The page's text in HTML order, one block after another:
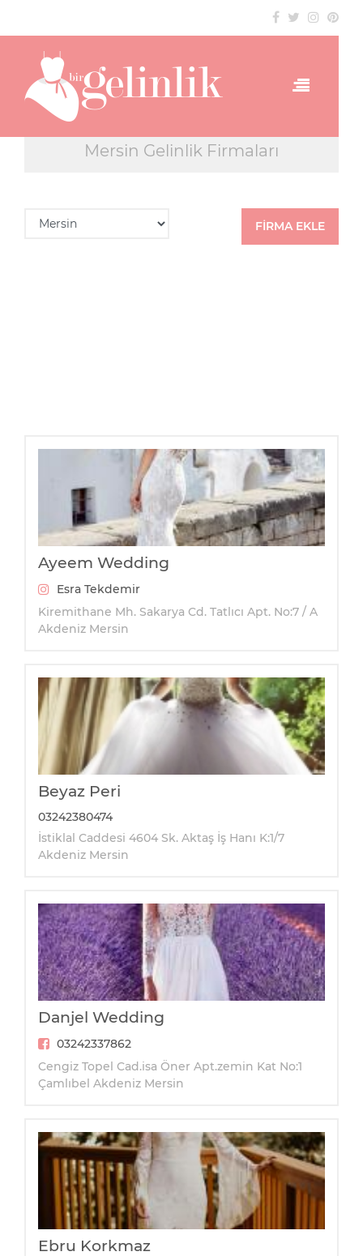
Mersin Gelinlik Firmaları
FİRMA EKLE
Ayeem Wedding
Esra Tekdemir
Kiremithane Mh. Sakarya Cd. Tatlıcı Apt. No:7 / A
Akdeniz Mersin
Beyaz Peri
03242380474
İstiklal Caddesi 4604 Sk. Aktaş İş Hanı K:1/7
Akdeniz Mersin
Danjel Wedding
03242337862
Cengiz Topel Cad.isa Öner Apt.zemin Kat No:1
Çamlıbel Akdeniz Mersin
Ebru Korkmaz